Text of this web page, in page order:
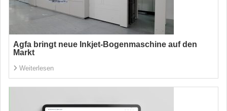
Agfa bringt neue Inkjet-Bogenmaschine auf den
Markt
Weiterlesen